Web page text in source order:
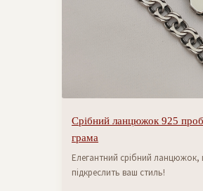
Срібний ланцюжок 925
грама
Елегантний срібний ланцюжок,
підкреслить ваш стиль!